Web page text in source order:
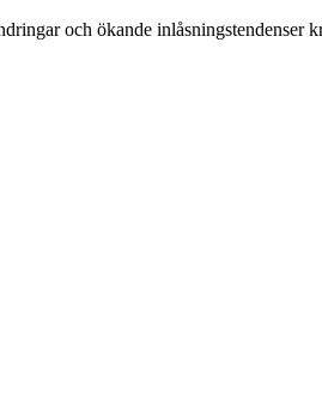
och ökande inlåsningstendenser